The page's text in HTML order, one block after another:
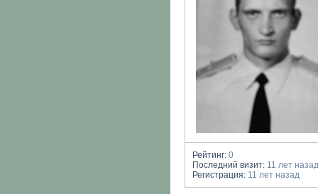
Рейтинг: 0
Последний визит: 11 лет
Регистрация: 11 лет назад